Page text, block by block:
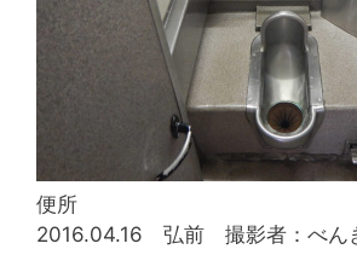
便所
2016.04.16 弘前 撮影者：べん